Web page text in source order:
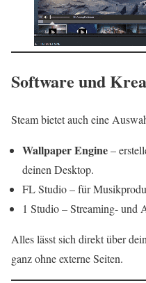
Software und
Steam bietet auch eine
Wallpaper Engine–
deinen Desktop.
FL Studio – für
1 Studio – Streaming- und
Alles lässt sich direkt über
ganz ohne externe Seiten.